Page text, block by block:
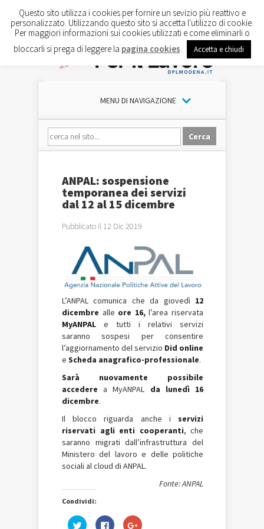
MENU DI NAVIGAZIONE
ANPAL: sospensione
temporanea dei servizi
dal 12 al 15 dicembre
Pubblicato il 12 Dic 2019
L’ANPAL comunica che da giovedì 12
dicembre alle ore 16,l’area riservata
MyANPAL e tutti i relativi servizi
saranno sospesi per consentire
l’aggiornamento del servizio Did online
e Scheda anagrafico-professionale.
Sarà nuovamente possibile
accedere a MyANPAL da lunedì 16
dicembre.
Il blocco riguarda anche i servizi
riservati agli enti cooperanti, che
saranno migrati dall’infrastruttura del
Ministero del lavoro e delle politiche
sociali al cloud di ANPAL.
Fonte: ANPAL
Condividi:
Fai Fai Fai
Questo sito utilizza i cookies per fornire un sevizio più reattivo e
personalizzato. Utilizzando questo sito si accetta l'utilizzo di cookie.
Per maggiori informazioni sui cookies utilizzati e come eliminarli o
bloccarli si prega di leggere la pagina cookies Accetta e chiudi